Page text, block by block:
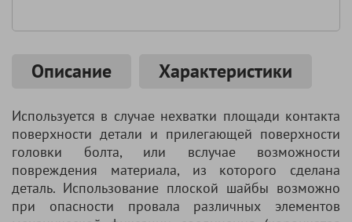
Описание Характеристики
Используется в случае нехватки площади контакта
поверхности детали и прилегающей поверхности
головки болта, или вслучае возможности
повреждения материала, из которого сделана
деталь. Использование плоской шайбы возможно
при опасности провала различных элементов